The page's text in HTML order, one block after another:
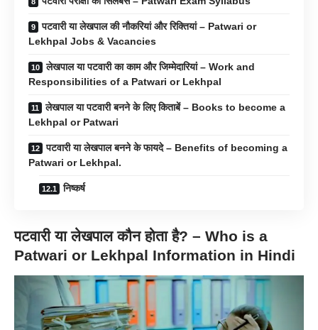
पटवारी या लेखपाल की नौकरियां और रिक्तियां – Patwari or
Lekhpal Jobs & Vacancies
लेखपाल या पटवारी का काम और जिम्मेदारियां – Work and
Responsibilities of a Patwari or Lekhpal
लेखपाल या पटवारी बनने के लिए किताबें – Books to become a
Lekhpal or Patwari
पटवारी या लेखपाल बनने के फायदे – Benefits of becoming a
Patwari or Lekhpal.
निष्कर्ष
पटवारी या लेखपाल कौन होता है? – Who is a
Patwari or Lekhpal Information in Hindi